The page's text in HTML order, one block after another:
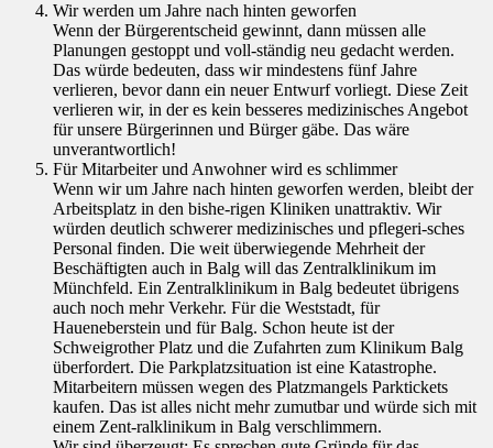
Wir werden um Jahre nach hinten geworfen
Wenn der Bürgerentscheid gewinnt, dann müssen alle
Planungen gestoppt und voll-ständig neu gedacht werden.
Das würde bedeuten, dass wir mindestens fünf Jahre
verlieren, bevor dann ein neuer Entwurf vorliegt. Diese Zeit
verlieren wir, in der es kein besseres medizinisches Angebot
für unsere Bürgerinnen und Bürger gäbe. Das wäre
unverantwortlich!
Für Mitarbeiter und Anwohner wird es schlimmer
Wenn wir um Jahre nach hinten geworfen werden, bleibt der
Arbeitsplatz in den bishe-rigen Kliniken unattraktiv. Wir
würden deutlich schwerer medizinisches und pflegeri-sches
Personal finden. Die weit überwiegende Mehrheit der
Beschäftigten auch in Balg will das Zentralklinikum im
Münchfeld. Ein Zentralklinikum in Balg bedeutet übrigens
auch noch mehr Verkehr. Für die Weststadt, für
Haueneberstein und für Balg. Schon heute ist der
Schweigrother Platz und die Zufahrten zum Klinikum Balg
überfordert. Die Parkplatzsituation ist eine Katastrophe.
Mitarbeitern müssen wegen des Platzmangels Parktickets
kaufen. Das ist alles nicht mehr zumutbar und würde sich mit
einem Zent-ralklinikum in Balg verschlimmern.